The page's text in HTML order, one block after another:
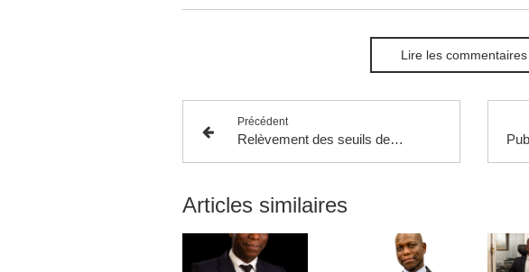
Lire les
Précédent
Relèvement des seuils de déclaration des rémunérations directes ou indirectes versées aux personnes les mieux rémunérées, applicables au relevé des frais généraux prévu par l’article 54 quater du CGI.
Articles similaires